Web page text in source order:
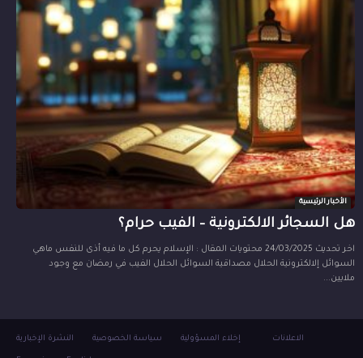
الأخبار الرئيسية
هل السجائر الالكترونية – الفيب حرام؟
اخر تحديث 24/03/2025 محتويات المقال : الإسلام يحرم كل ما فيه أذى للنفس ماهي
السوائل إلالكترونية الحلال مصداقية السوائل الحلال الفيب في رمضان مع وجود
ملايين...
الاعلانات إخلاء المسؤولية سياسة الخصوصية النشرة الإخبارية